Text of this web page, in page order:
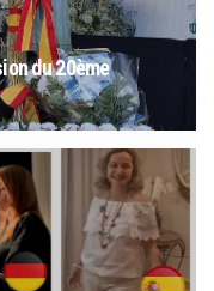
du 20ème